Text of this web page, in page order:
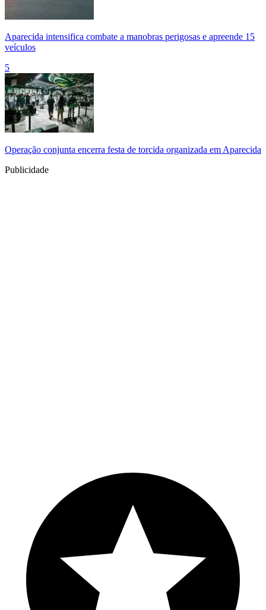
Aparecida intensifica combate a manobras perigosas e apreende 15
veículos
5
Operação conjunta encerra festa de torcida organizada em Aparecida
Publicidade